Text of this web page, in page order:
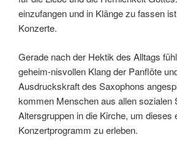
einzufangen und in Klänge zu fassen
Konzerte.
Gerade nach der Hektik des Alltags
geheim-nisvollen Klang der Panflöte
Ausdruckskraft des Saxophons
kommen Menschen aus allen sozialen
Altersgruppen in die Kirche, um dieses
Konzertprogramm zu erleben.